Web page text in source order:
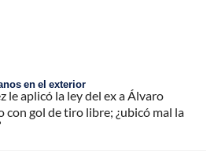
en el exterior
le aplicó la ley del ex a Álvaro
con gol de tiro libre; ¿ubicó mal la